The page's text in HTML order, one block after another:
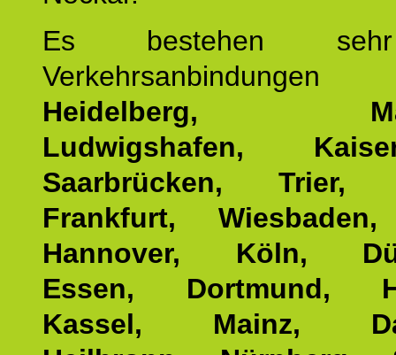
Es bestehen
Heidelberg,
Ludwigshafen,
Saarbrücken, Trier,
Frankfurt,
Hannover, Köln,
Essen, Dortmund,
Kassel, Mainz,